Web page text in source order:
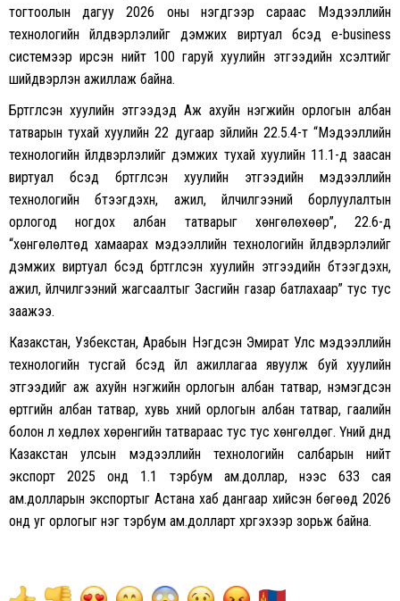
тогтоолын дагуу 2026 оны нэгдүгээр сараас Мэдээллийн
технологийн үйлдвэрлэлийг дэмжих виртуал бүсэд e-business
системээр ирсэн нийт 100 гаруй хуулийн этгээдийн хүсэлтийг
шийдвэрлэн ажиллаж байна.
Бүртгүүлсэн хуулийн этгээдэд Аж ахуйн нэгжийн орлогын албан
татварын тухай хуулийн 22 дугаар зүйлийн 22.5.4-т “Мэдээллийн
технологийн үйлдвэрлэлийг дэмжих тухай хуулийн 11.1-д заасан
виртуал бүсэд бүртгүүлсэн хуулийн этгээдийн мэдээллийн
технологийн бүтээгдэхүүн, ажил, үйлчилгээний борлуулалтын
орлогод ногдох албан татварыг хөнгөлөхөөр”, 22.6-д
“хөнгөлөлтөд хамаарах мэдээллийн технологийн үйлдвэрлэлийг
дэмжих виртуал бүсэд бүртгүүлсэн хуулийн этгээдийн бүтээгдэхүүн,
ажил, үйлчилгээний жагсаалтыг Засгийн газар батлахаар” тус тус
заажээ.
Казакстан, Узбекстан, Арабын Нэгдсэн Эмират Улс мэдээллийн
технологийн тусгай бүсэд үйл ажиллагаа явуулж буй хуулийн
этгээдийг аж ахуйн нэгжийн орлогын албан татвар, нэмэгдсэн
өртгийн албан татвар, хувь хүний орлогын албан татвар, гаалийн
болон үл хөдлөх хөрөнгийн татвараас тус тус хөнгөлдөг. Үүний дүнд
Казакстан улсын мэдээллийн технологийн салбарын нийт
экспорт 2025 онд 1.1 тэрбум ам.доллар, үүнээс 633 сая
ам.долларын экспортыг Астана хаб дангаар хийсэн бөгөөд 2026
онд уг орлогыг нэг тэрбум ам.долларт хүргэхээр зорьж байна.